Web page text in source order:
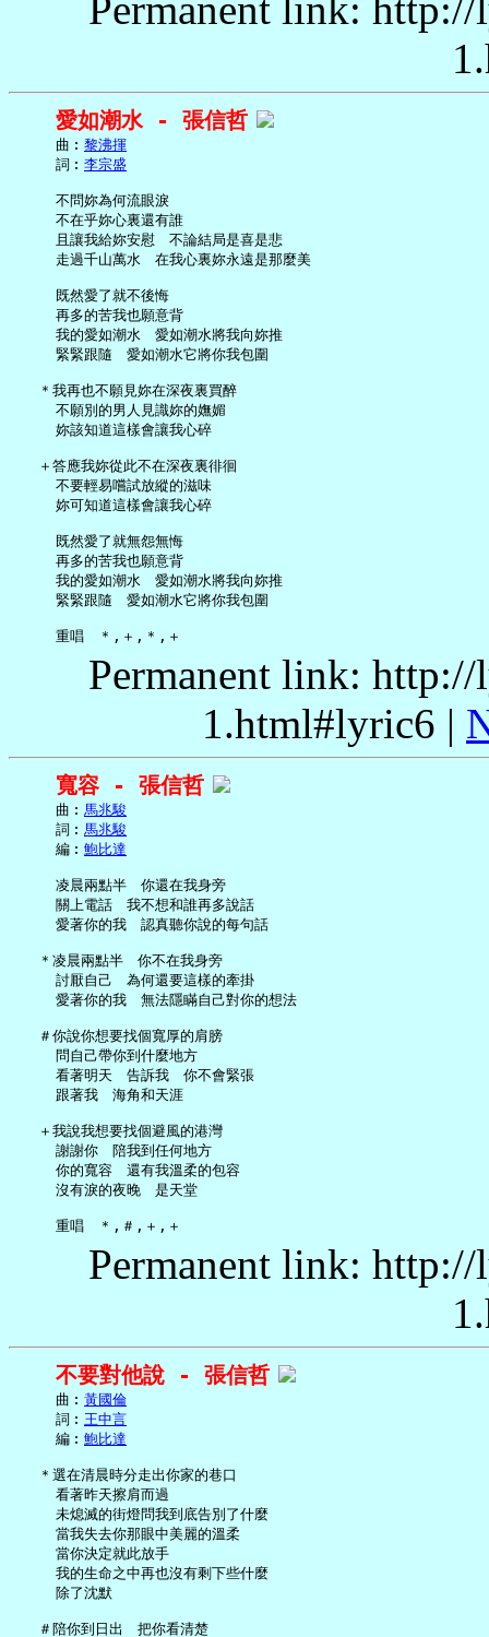
Permanent link:
愛如潮水 - 張信哲
     曲︰
黎沸揮
     詞︰
李宗盛
     不問妳為何流眼淚
     不在乎妳心裏還有誰
     且讓我給妳安慰　不論結局是喜是悲
     走過千山萬水　在我心裏妳永遠是那麼美
     既然愛了就不後悔
     再多的苦我也願意背
     我的愛如潮水　愛如潮水將我向妳推
     緊緊跟隨　愛如潮水它將你我包圍
   ＊我再也不願見妳在深夜裏買醉
     不願別的男人見識妳的嫵媚
     妳該知道這樣會讓我心碎
   ＋答應我妳從此不在深夜裏徘徊
     不要輕易嚐試放縱的滋味
     妳可知道這樣會讓我心碎
     既然愛了就無怨無悔
     再多的苦我也願意背
     我的愛如潮水　愛如潮水將我向妳推
     緊緊跟隨　愛如潮水它將你我包圍
Permanent link:
1.html#lyric6 |
寬容 - 張信哲
     曲︰
馬兆駿
     詞︰
馬兆駿
     編︰
鮑比達
     凌晨兩點半　你還在我身旁
     關上電話　我不想和誰再多說話
     愛著你的我　認真聽你說的每句話
   ＊凌晨兩點半　你不在我身旁
     討厭自己　為何還要這樣的牽掛
     愛著你的我　無法隱瞞自己對你的想法
   ＃你說你想要找個寬厚的肩膀
     問自己帶你到什麼地方
     看著明天　告訴我　你不會緊張
     跟著我　海角和天涯
   ＋我說我想要找個避風的港灣
     謝謝你　陪我到任何地方
     你的寬容　還有我溫柔的包容
     沒有淚的夜晚　是天堂
Permanent link:
不要對他說 - 張信哲
     曲︰
黃國倫
     詞︰
王中言
     編︰
鮑比達
   ＊選在清晨時分走出你家的巷口
     看著昨天擦肩而過
     未熄滅的街燈問我到底告別了什麼
     當我失去你那眼中美麗的溫柔
     當你決定就此放手
     我的生命之中再也沒有剩下些什麼
     除了沈默
   ＃陪你到日出　把你看清楚